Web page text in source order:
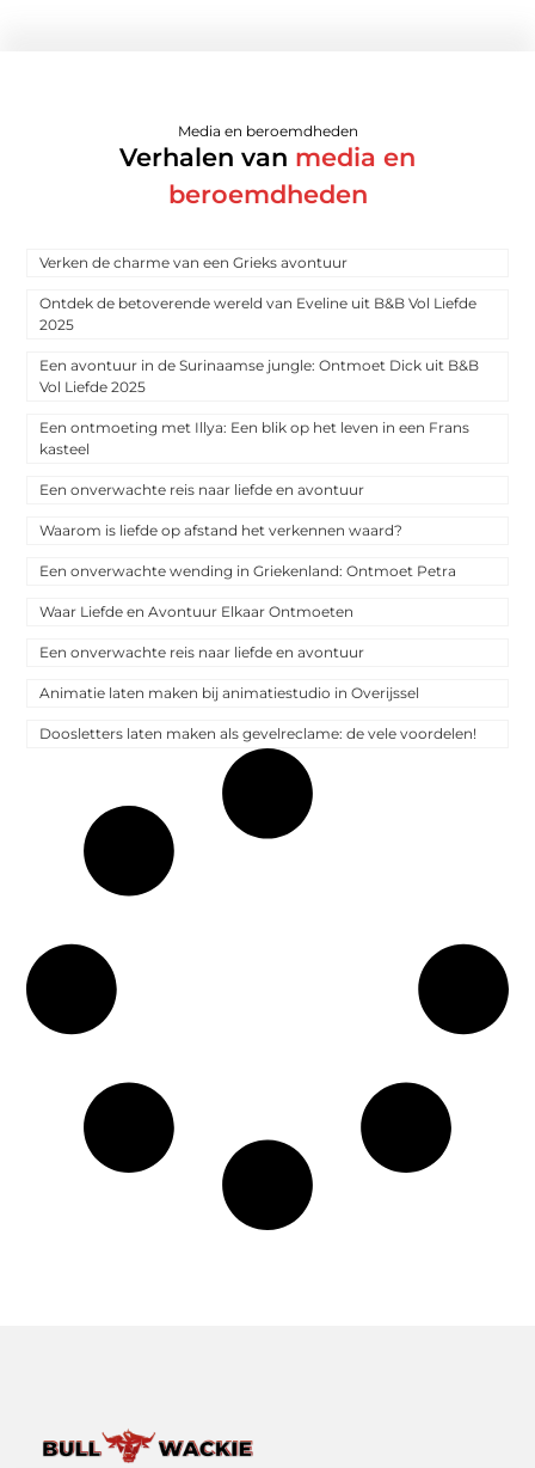
Media en beroemdheden
Verhalen van media en
beroemdheden
Verken de charme van een Grieks avontuur
Ontdek de betoverende wereld van Eveline uit B&B Vol Liefde
2025
Een avontuur in de Surinaamse jungle: Ontmoet Dick uit B&B
Vol Liefde 2025
Een ontmoeting met Illya: Een blik op het leven in een Frans
kasteel
Een onverwachte reis naar liefde en avontuur
Waarom is liefde op afstand het verkennen waard?
Een onverwachte wending in Griekenland: Ontmoet Petra
Waar Liefde en Avontuur Elkaar Ontmoeten
Een onverwachte reis naar liefde en avontuur
Animatie laten maken bij animatiestudio in Overijssel
Doosletters laten maken als gevelreclame: de vele voordelen!